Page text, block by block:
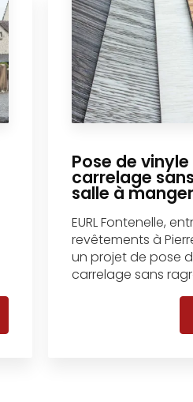
Pose de
carrelage
salle à manger
EURL Fontenelle,
revêtements à
un projet de pose
carrelage sans